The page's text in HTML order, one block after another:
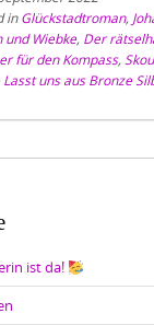
inGlückstadtroman,
und Wiebke, Der
für den Kompass,
Lasst uns aus Bronze
ist da!